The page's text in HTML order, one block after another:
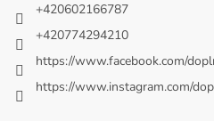
+420602166787
+420774294210
https://www.facebook.com/
https://www.instagram.com/